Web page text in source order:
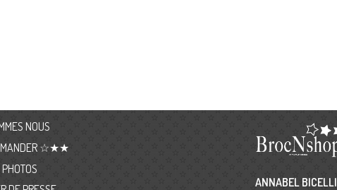
NOUS
☆★★
ANNABEL BICELLI